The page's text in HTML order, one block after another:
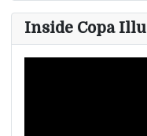
Inside Copa